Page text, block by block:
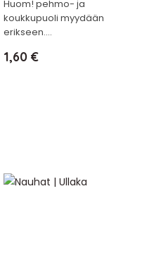
Huom! pehmo- ja
koukkupuoli myydään
erikseen....
Hinta
1,60 €